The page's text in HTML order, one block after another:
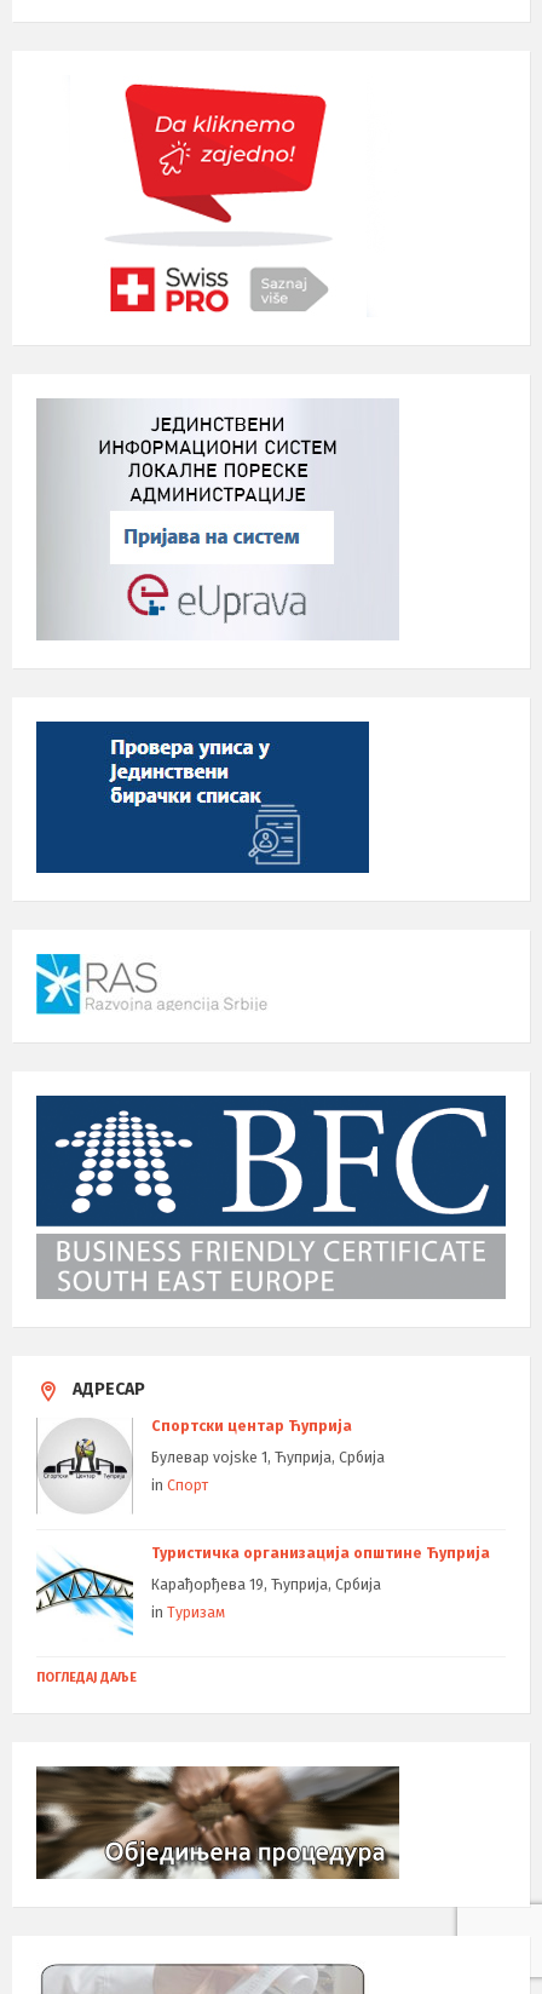
АДРЕСАР
Спортски центар Ћуприја
Булевар vojske 1, Ћуприја, Србија
in Спорт
Туристичка организација општине Ћуприја
Карађорђева 19, Ћуприја, Србија
in Туризам
ПОГЛЕДАЈ ДАЉЕ